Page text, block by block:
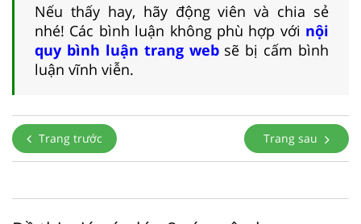
Nếu thấy hay, hãy động viên và chia sẻ
nhé! Các bình luận không phù hợp với nội
quy bình luận trang websẽ bị cấm bình
luận vĩnh viễn.
Trang trước Trang sau